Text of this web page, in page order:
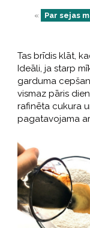
« Par sejas
Tas brīdis klāt,
Ideāli, ja starp
garduma
vismaz pāris
rafinēta cukura
pagatavojama